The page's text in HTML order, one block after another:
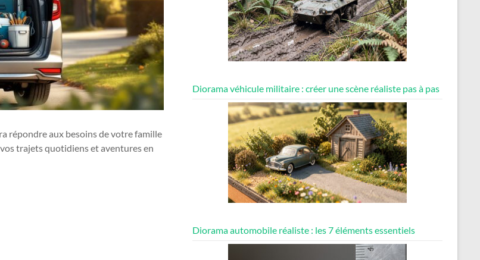
répondre aux besoins de votre famille
trajets quotidiens et aventures en
Diorama véhicule militaire : créer une scène réaliste pas à pas
Diorama automobile réaliste : les 7 éléments essentiels